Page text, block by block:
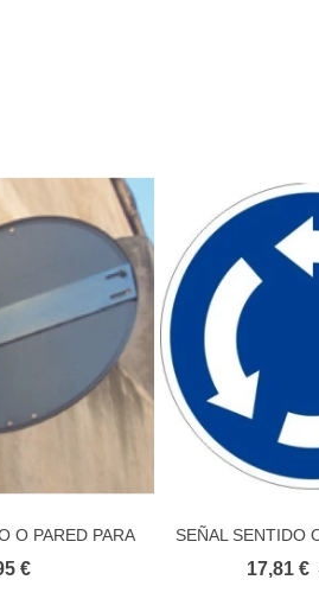
al carrito
O PARED PARA
ECO
€
Añadir
SEÑAL SENTIDO
17,81 €